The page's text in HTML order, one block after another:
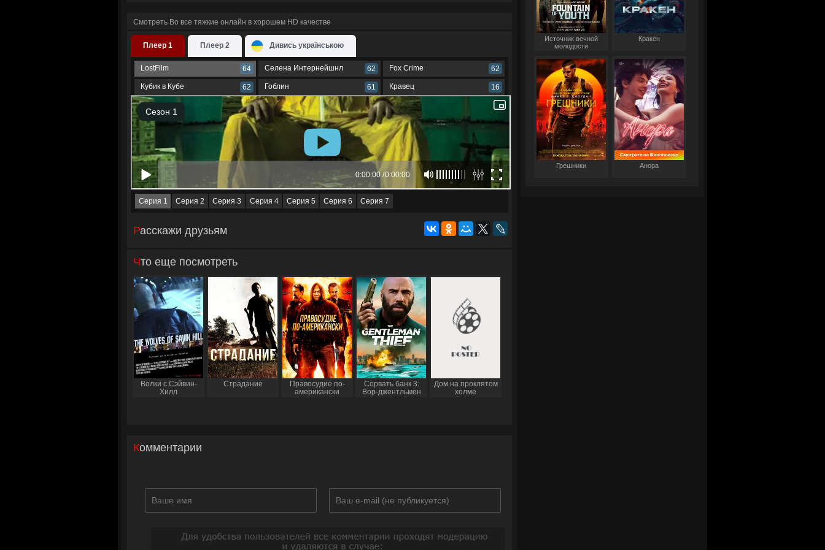
Смотреть Во все тяжкие онлайн в хорошем HD качестве
Плеер 1 Плеер 2 Дивись українською
LostFilm 64 Селена Интернейшнл 62 Fox Crime 62
Кубик в Кубе 62 Гоблин 61 Кравец 16
Серия 1 Серия 2 Серия 3 Серия 4 Серия 5 Серия 6 Серия 7
Расскажи друзьям
Что еще посмотреть
Волки с Сэйвин-
Хилл
Страдание
Правосудие по-
американски
Сорвать банк 3:
Вор-джентльмен
Дом на проклятом
холме
Комментарии
Источник вечной
молодости
Кракен
Грешники Анора